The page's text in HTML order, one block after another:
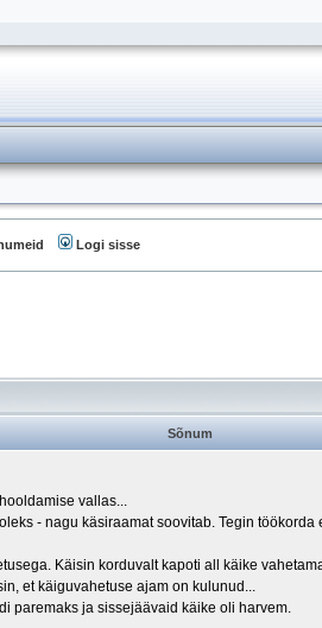
Logi sisse
Sõnum
vallas...
- nagu käsiraamat soovitab. Tegin
Käisin korduvalt kapoti all käike
et käiguvahetuse ajam on kulunud...
paremaks ja sissejäävaid käike oli harvem.